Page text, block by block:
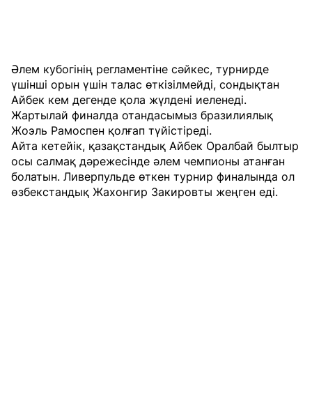
Әлем кубогінің регламентіне сәйкес, турнирде
үшінші орын үшін талас өткізілмейді, сондықтан
Айбек кем дегенде қола жүлдені иеленеді.
Жартылай финалда отандасымыз бразилиялық
Жоэль Рамоспен қолғап түйістіреді.
Айта кетейік, қазақстандық Айбек Оралбай былтыр
осы салмақ дәрежесінде әлем чемпионы атанған
болатын. Ливерпульде өткен турнир финалында ол
өзбекстандық Жахонгир Закировты жеңген еді.